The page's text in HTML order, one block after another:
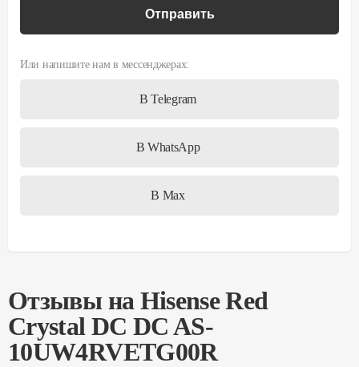
Отправить
Или напишите нам в мессенджерах:
В Telegram
В WhatsApp
В Max
Отзывы на Hisense Red
Crystal DC DC AS-
10UW4RVETG00R